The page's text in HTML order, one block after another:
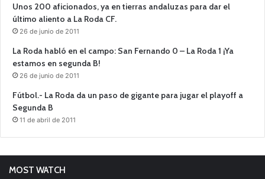
Unos 200 aficionados, ya en tierras andaluzas para dar el
último aliento a La Roda CF.
26 de junio de 2011
La Roda habló en el campo: San Fernando 0 – La Roda 1 ¡Ya
estamos en segunda B!
26 de junio de 2011
Fútbol.- La Roda da un paso de gigante para jugar el playoff a
Segunda B
11 de abril de 2011
MOST WATCH